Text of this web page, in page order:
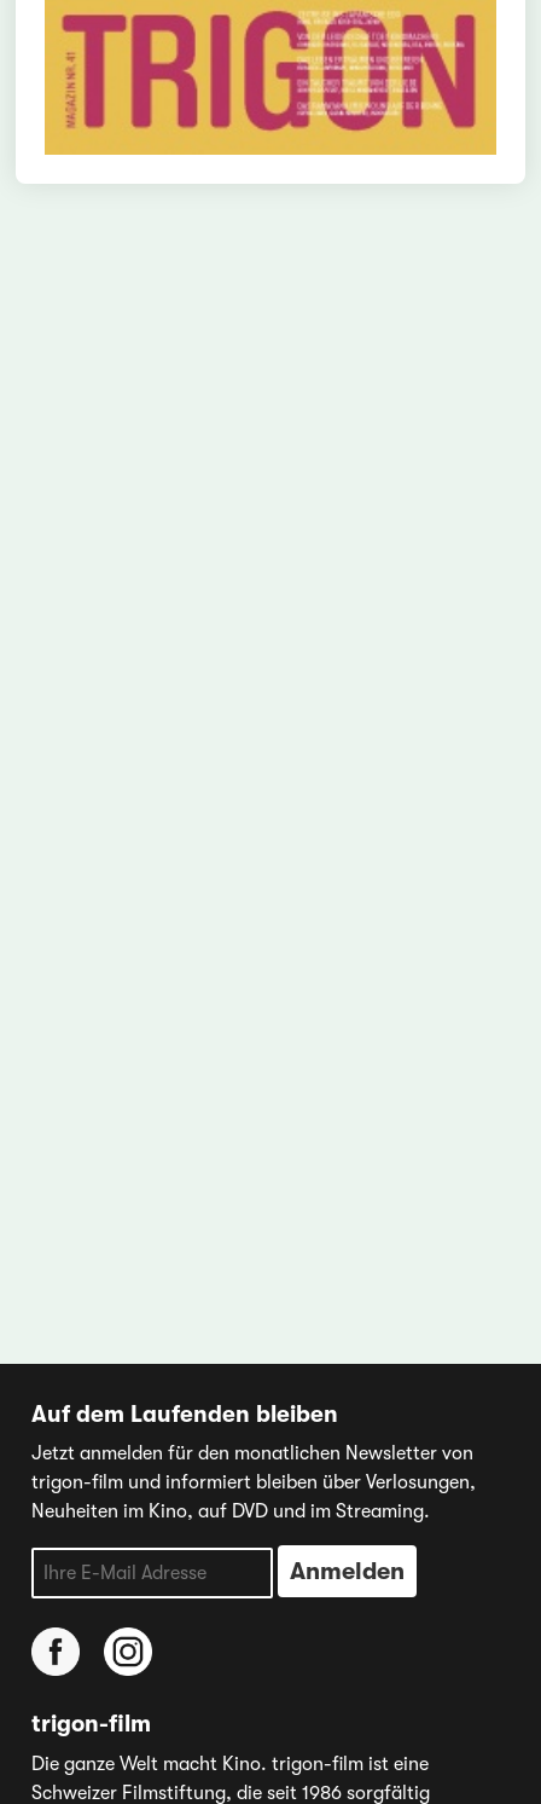
Auf dem Laufenden bleiben
Jetzt anmelden für den monatlichen Newsletter von
trigon-film und informiert bleiben über Verlosungen,
Neuheiten im Kino, auf DVD und im Streaming.
trigon-film
Die ganze Welt macht Kino. trigon-film ist eine
Schweizer Filmstiftung, die seit 1986 sorgfältig